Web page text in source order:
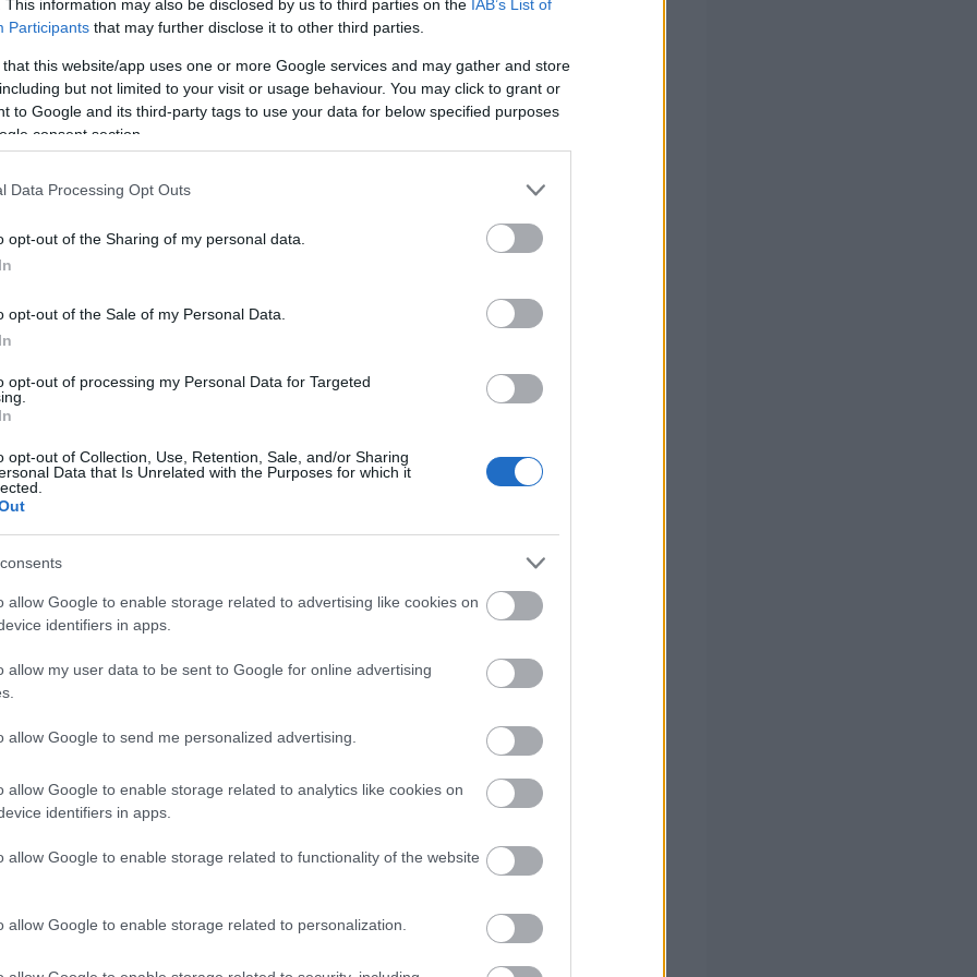
This information may also be disclosed by us to third parties on the IAB’s List of
Participants that may further disclose it to other third parties.
that this website/app uses one or more Google services and may gather and store
but not limited to your visit or usage behaviour. You may click to grant or
to Google and its third-party tags to use your data for below specified purposes
consent section.
Data Processing Opt Outs
opt-out of the Sharing of my personal data.
opt-out of the Sale of my Personal Data.
opt-out of processing my Personal Data for Targeted
opt-out of Collection, Use, Retention, Sale, and/or Sharing
Data that Is Unrelated with the Purposes for which it
allow Google to enable storage related to advertising like cookies on
identifiers in apps.
allow my user data to be sent to Google for online advertising
allow Google to send me personalized advertising.
allow Google to enable storage related to analytics like cookies on
identifiers in apps.
allow Google to enable storage related to functionality of the website
allow Google to enable storage related to personalization.
έως και δύο μισθών.
οριζοντίωςκαι στόχος της ρύθμισης είναι να λειτουργήσει ως ένα
για την αύξηση της παραγωγικότητας του Δημοσίου, αλλά και για
«ριγμένοι» όσοι υπάλληλοι προσπαθούν και αποδίδουν.
όσους δημοσίους υπαλλήλους πετυχαίνουν ή και ξεπερνούν
έχουμε θέσει», τόνισε ο πρωθυπουργός.
σημερινού υπουργικού συμβουλίου
τον υπουργό Επικρατείας Άκη Σκέρτσο της Εθνικής Στρατηγικής για
2024-2030
τον
νομοθετικών πρωτοβουλιών: α) Διεπαγγελματικές οργανώσεις, β)
προστασία ακινήτων υπουργείου Αγροτικής Ανάπτυξης και
του νομοσχεδίου για τοσύστημα κινήτρων και ανταμοιβής των
τον υπουργό Εθνικής Οικονομίας και Οικονομικών Κωστή
τον αναπληρωτή υπουργό Νίκο Παπαθανάση του νομοσχεδίου για το
Πρόγραμμα Δημοσίων Επενδύσεων
τον υπουργό Δικαιοσύνης Γιώργο Φλωρίδη του
νομοσχεδίου για